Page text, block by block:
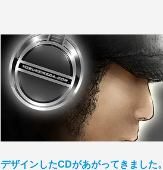
デザインしたCDがあがってきました。